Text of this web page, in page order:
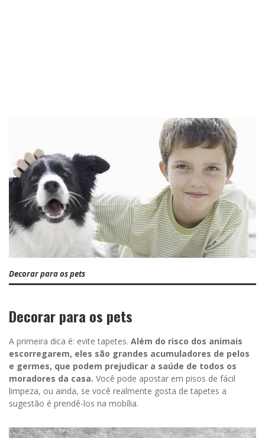
Decorar para os pets
Decorar para os pets
A primeira dica é: evite tapetes. Além do risco dos animais
escorregarem, eles são grandes acumuladores de pelos
e germes, que podem prejudicar a saúde de todos os
moradores da casa. Você pode apostar em pisos de fácil
limpeza, ou ainda, se você realmente gosta de tapetes a
sugestão é prendê-los na mobília.